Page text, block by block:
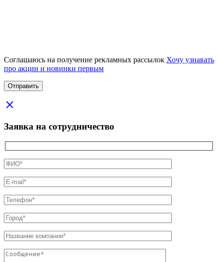
Соглашаюсь на получение рекламных рассылок Хочу узнавать
про акции и новинки первым
Заявка на сотрудничество